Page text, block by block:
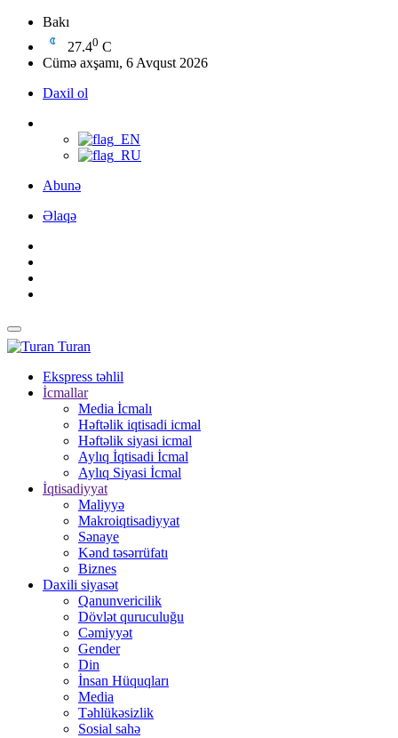
Bakı
27.40 C
Cümə axşamı, 6 Avqust 2026
Daxil ol
Abunə
Əlaqə
Turan
Ekspress təhlil
İcmallar
Media İcmalı
Həftəlik iqtisadi icmal
Həftəlik siyasi icmal
Aylıq İqtisadi İcmal
Aylıq Siyasi İcmal
İqtisadiyyat
Maliyyə
Makroiqtisadiyyat
Sənaye
Kənd təsərrüfatı
Biznes
Daxili siyasət
Qanunvericilik
Dövlət quruculuğu
Cəmiyyət
Gender
Din
İnsan Hüquqları
Media
Təhlükəsizlik
Sosial sahə